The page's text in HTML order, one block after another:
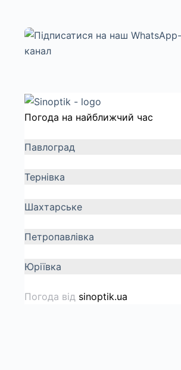
Погода на найближчий час
Павлоград
Тернівка
Шахтарське
Петропавлівка
Юріївка
Погода від sinoptik.ua